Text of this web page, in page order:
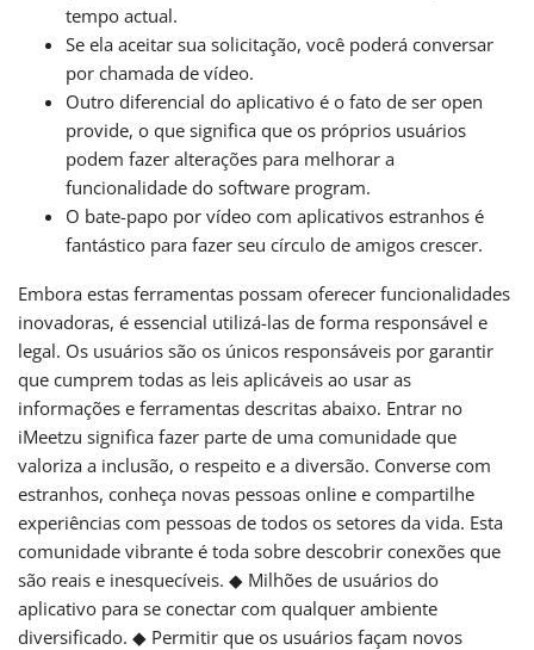
tempo actual.
Se ela aceitar sua solicitação, você poderá conversar
por chamada de vídeo.
Outro diferencial do aplicativo é o fato de ser open
provide, o que significa que os próprios usuários
podem fazer alterações para melhorar a
funcionalidade do software program.
O bate-papo por vídeo com aplicativos estranhos é
fantástico para fazer seu círculo de amigos crescer.
Embora estas ferramentas possam oferecer funcionalidades
inovadoras, é essencial utilizá-las de forma responsável e
legal. Os usuários são os únicos responsáveis ​​por garantir
que cumprem todas as leis aplicáveis ​​ao usar as
informações e ferramentas descritas abaixo. Entrar no
iMeetzu significa fazer parte de uma comunidade que
valoriza a inclusão, o respeito e a diversão. Converse com
estranhos, conheça novas pessoas online e compartilhe
experiências com pessoas de todos os setores da vida. Esta
comunidade vibrante é toda sobre descobrir conexões que
são reais e inesquecíveis. ◆ Milhões de usuários do
aplicativo para se conectar com qualquer ambiente
diversificado. ◆ Permitir que os usuários façam novos